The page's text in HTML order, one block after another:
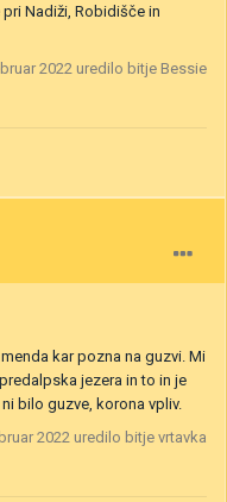
Nadiži, Robidišče in
2022 uredilo bitje Bessie
kar pozna na guzvi. Mi
jezera in to in je
bilo guzve, korona vpliv.
2022 uredilo bitje vrtavka